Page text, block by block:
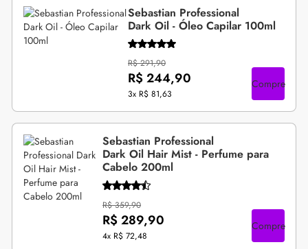
Sebastian Professional
Dark Oil - Óleo Capilar 100ml
R$ 291,90
R$ 244,90
3x R$ 81,63
Compre
Sebastian Professional
Dark Oil Hair Mist - Perfume para
Cabelo 200ml
R$ 359,90
R$ 289,90
4x R$ 72,48
Compre